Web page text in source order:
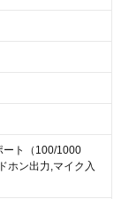
ート（100/1000
ホン出力,マイク入